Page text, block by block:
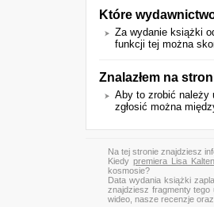
Które
Za wydanie książki
funkcji tej można
Znalazłem na
Aby to zrobić należy
zgłosić można
Na tej stronie znajdziesz
Kiedy premiera Lisa
kosmosie?
Data wydania książki
znajdziesz fragmenty tego
wideo, nasze recenzje